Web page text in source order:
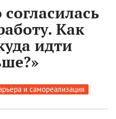
Как
идти
и самореализация